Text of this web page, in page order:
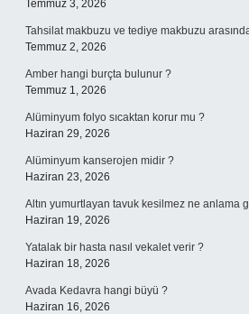
Temmuz 3, 2026
Tahsilat makbuzu ve tediye makbuzu
Temmuz 2, 2026
Amber hangi burçta bulunur ?
Temmuz 1, 2026
Alüminyum folyo sıcaktan korur mu ?
Haziran 29, 2026
Alüminyum kanserojen midir ?
Haziran 23, 2026
Altın yumurtlayan tavuk kesilmez ne anlama
Haziran 19, 2026
Yatalak bir hasta nasıl vekalet verir ?
Haziran 18, 2026
Avada Kedavra hangi büyü ?
Haziran 16, 2026